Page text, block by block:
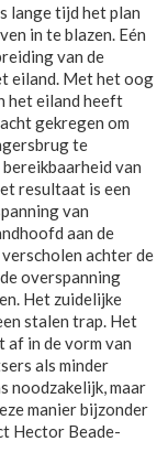
lange tijd het plan
in te blazen. Eén
van de
eiland. Met het oog
het eiland heeft
gekregen om
te
van
resultaat is een
van
aan de
achter de
overspanning
Het zuidelijke
stalen trap. Het
in de vorm van
als minder
noodzakelijk, maar
manier bijzonder
Hector Beade-